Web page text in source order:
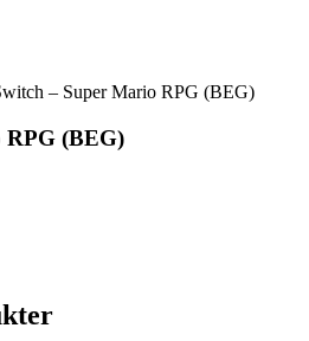
– Super Mario RPG (BEG)
RPG (BEG)